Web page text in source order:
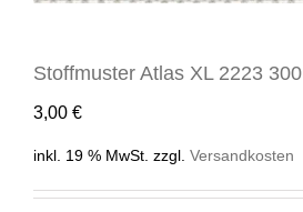
Stoffmuster Atlas XL 2223 300
3,00 €
inkl. 19 % MwSt. zzgl. Versandkosten